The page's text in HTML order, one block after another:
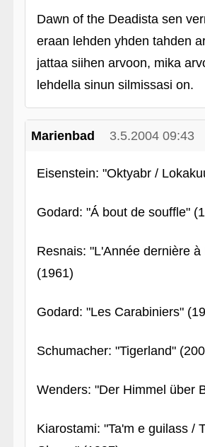
Dawn of the Deadista sen
eraan lehden yhden tahden
jattaa siihen arvoon, mika
lehdella sinun silmissasi on.
Marienbad 3.5.2004 09:43
Eisenstein: "Oktyabr /
Godard: "Á bout de souffle"
Resnais: "L'Année dernière à
(1961)
Godard: "Les Carabiniers"
Schumacher: "Tigerland"
Wenders: "Der Himmel über
Kiarostami: "Ta'm e guilass /